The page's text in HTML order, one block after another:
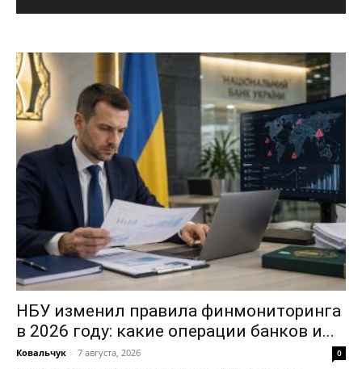
НБУ изменил правила финмониторинга
в 2026 году: какие операции банков и...
Ковальчук - 7 августа, 2026 0